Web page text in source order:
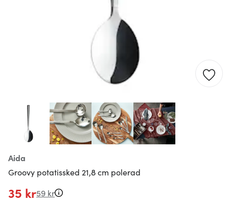
Aida
Groovy potatissked 21,8 cm polerad
35 kr59 kr